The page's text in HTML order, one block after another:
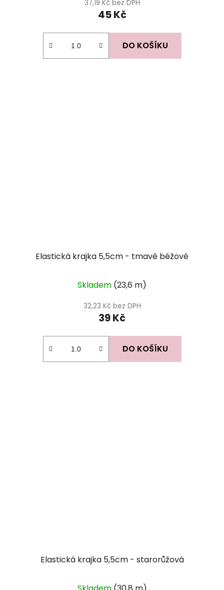
37,19 Kč bez DPH
45 Kč
DO KOŠÍKU
Elastická krajka 5,5cm - tmavě béžové
Skladem (23,6 m)
32,23 Kč bez DPH
39 Kč
DO KOŠÍKU
Elastická krajka 5,5cm - starorůžová